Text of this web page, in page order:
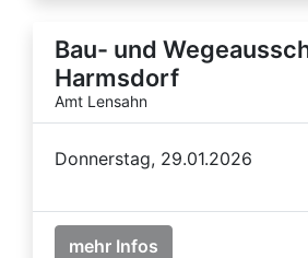
Bau- und
Harmsdorf
Amt Lensahn
Donnerstag, 29.01.2026
mehr Infos